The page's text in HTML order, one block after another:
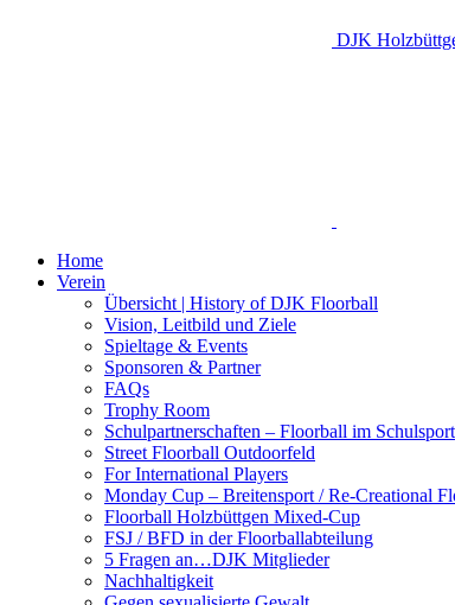
DJK
Home
Verein
Übersicht | History of DJK Floorball
Vision, Leitbild und Ziele
Spieltage & Events
Sponsoren & Partner
FAQs
Trophy Room
Schulpartnerschaften – Floorball im Schulsport
Street Floorball Outdoorfeld
For International Players
Monday Cup – Breitensport / Re-Creational
Floorball Holzbüttgen Mixed-Cup
FSJ / BFD in der Floorballabteilung
5 Fragen an…DJK Mitglieder
Nachhaltigkeit